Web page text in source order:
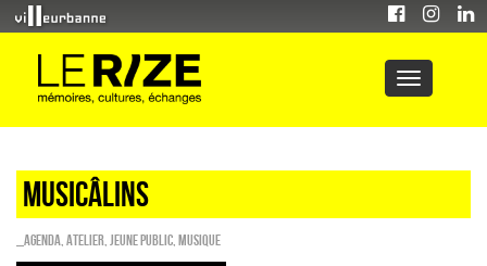
Musicâlins
_Agenda Atelier Jeune public Musique